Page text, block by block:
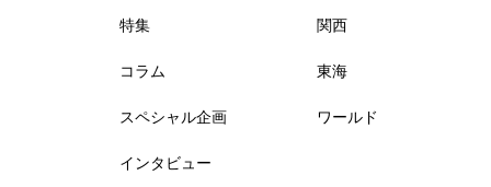
特集
コラム
スペシャル企画
インタビュー
関西
東海
ワールド